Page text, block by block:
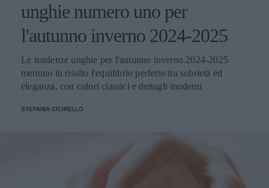
unghie numero uno per
l'autunno inverno 2024-2025
Le tendenze unghie per l'autunno inverno 2024-2025
mettono in risalto l'equilibrio perfetto tra sobrietà ed
eleganza, con colori classici e dettagli moderni
STEFANIA CICIRELLO